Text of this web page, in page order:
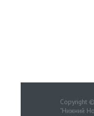
Copyright
"Нижний